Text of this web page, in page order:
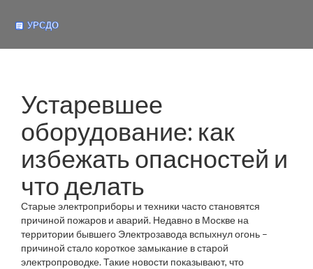
Устаревшее
оборудование: как
избежать опасностей и
что делать
Старые электроприборы и техники часто становятся
причиной пожаров и аварий. Недавно в Москве на
территории бывшего Электрозавода вспыхнул огонь –
причиной стало короткое замыкание в старой
электропроводке. Такие новости показывают, что